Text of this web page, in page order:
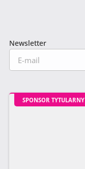
Newsletter
SPONSOR TYTULARNY